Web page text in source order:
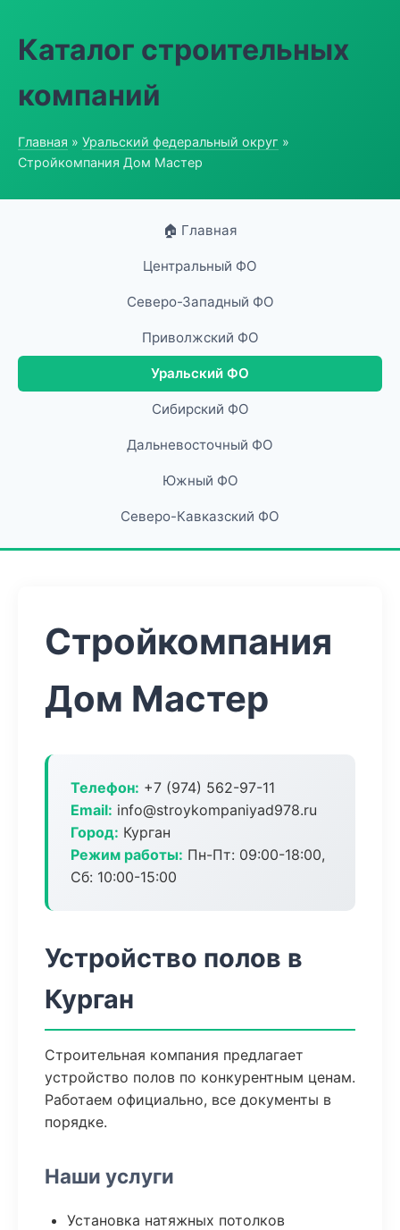
Каталог строительных
компаний
Главная » Уральский федеральный округ »
Стройкомпания Дом Мастер
🏠 Главная
Центральный ФО
Северо-Западный ФО
Приволжский ФО
Уральский ФО
Сибирский ФО
Дальневосточный ФО
Южный ФО
Северо-Кавказский ФО
Стройкомпания
Дом Мастер
Телефон: +7 (974) 562-97-11
Email: info@stroykompaniyad978.ru
Город: Курган
Режим работы: Пн-Пт: 09:00-18:00,
Сб: 10:00-15:00
Устройство полов в
Курган
Строительная компания предлагает
устройство полов по конкурентным ценам.
Работаем официально, все документы в
порядке.
Наши услуги
Установка натяжных потолков